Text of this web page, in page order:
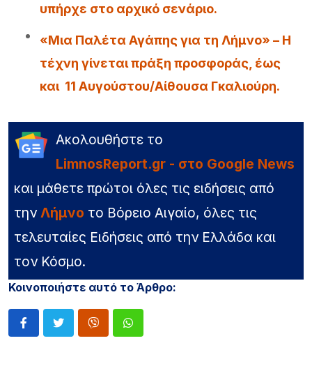
υπήρχε στο αρχικό σενάριο.
«Μια Παλέτα Αγάπης για τη Λήμνο» – Η
τέχνη γίνεται πράξη προσφοράς, έως
και 11 Αυγούστου/Αίθουσα Γκαλιούρη.
Ακολουθήστε το
LimnosReport.gr - στο Google News
και μάθετε πρώτοι όλες τις ειδήσεις από
την Λήμνο το Βόρειο Αιγαίο, όλες τις
τελευταίες Ειδήσεις από την Ελλάδα και
τον Κόσμο.
Κοινοποιήστε αυτό το Άρθρο: